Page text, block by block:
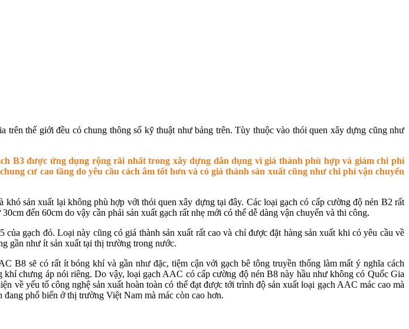
thế giới đều có chung thông số kỹ thuật như bảng trên. Tùy thuộc vào thói quen xây dựng cũng như
B3 được ứng dụng rộng rãi nhất trong xây dựng dân dụng vì giá thành phù hợp và giảm chi phí
cư cao tầng do yêu cầu cách âm tốt hơn và có giá thành sản xuất cũng như chi phí vận chuyển
sản xuất lại không phù hợp với thói quen xây dựng tại đây. Các loại gạch có cấp cường độ nén B2 rất
đến 60cm do vậy cần phải sản xuất gạch rất nhẹ mới có thể dễ dàng vận chuyển và thi công.
gạch đỏ. Loại này cũng có giá thành sản xuất rất cao và chỉ được đặt hàng sản xuất khi có yêu cầu về
gần như ít sản xuất tại thị trường trong nước.
B8 sẽ có rất ít bóng khí và gần như đặc, tiệm cận với gạch bê tông truyền thống làm mất ý nghĩa cách
chưng áp nói riêng. Do vậy, loại gạch AAC có cấp cường độ nén B8 này hầu như không có Quốc Gia
về yếu tố công nghệ sản xuất hoàn toàn có thể đạt được tới trình độ sản xuất loại gạch AAC mác cao mà
phổ biến ở thị trường Việt Nam mà mác còn cao hơn.